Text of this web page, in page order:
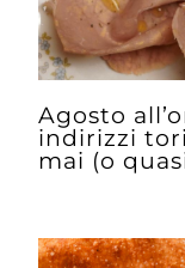
Agosto
indirizzi
mai (o